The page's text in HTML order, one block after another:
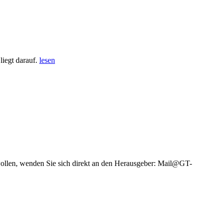
darauf. lesen
wenden Sie sich direkt an den Herausgeber: Mail@GT-